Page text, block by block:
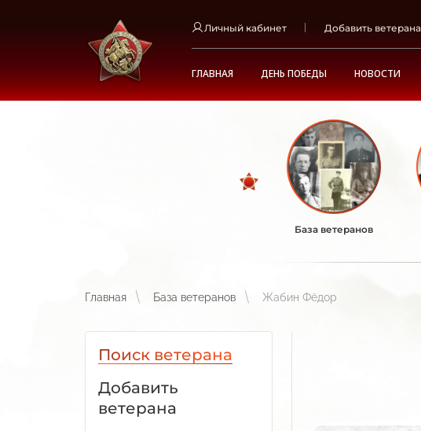
Личный кабинет Добавить ветерана
ГЛАВНАЯ ДЕНЬ ПОБЕДЫ НОВОСТИ
База ветеранов
Главная База ветеранов Жабин Фёдор
Поиск ветерана
Добавить
ветерана